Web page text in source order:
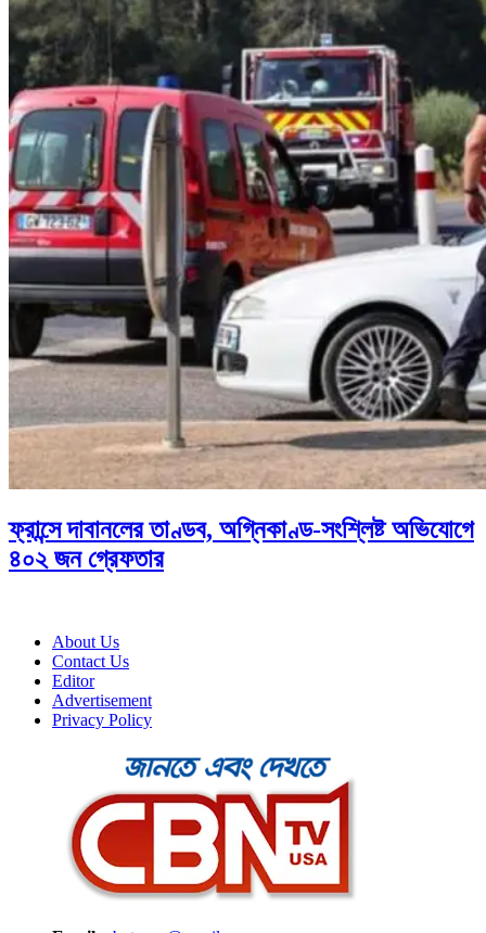
ফ্রান্সে দাবানলের তাণ্ডব, অগ্নিকাণ্ড-সংশ্লিষ্ট অভিযোগে
৪০২ জন গ্রেফতার
About Us
Contact Us
Editor
Advertisement
Privacy Policy